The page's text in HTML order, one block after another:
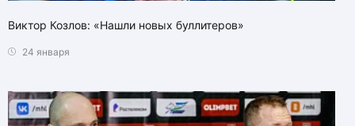
Виктор Козлов: «Нашли новых буллитеров»
24 января